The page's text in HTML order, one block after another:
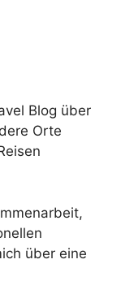
Blog über
Orte
über eine